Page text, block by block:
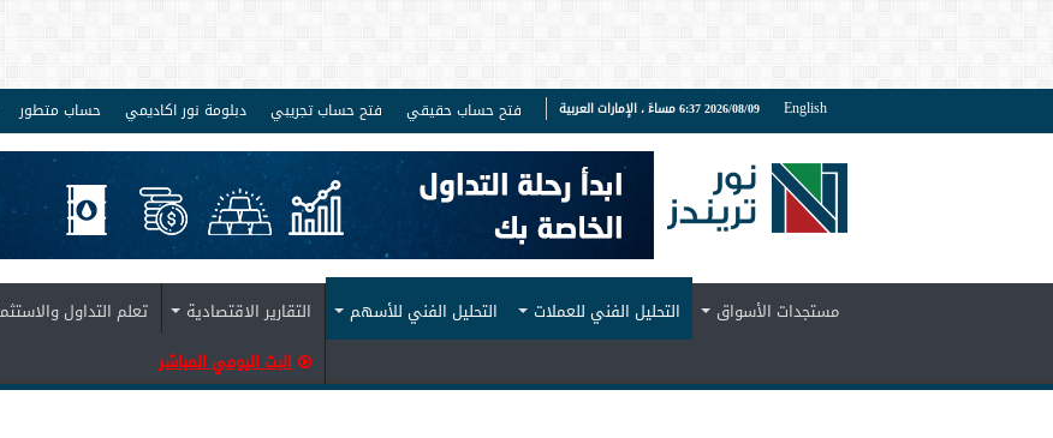
English 2026/08/09 6:37 مساءً ، الإمارات العربية فتح حساب حقيقي فتح حساب تجريبي دبلومة نور اكاديمي حساب متطور
مستجدات الأسواق التحليل الفني للعملات التحليل الفني للأسهم التقارير الاقتصادية تعلم التداول
البث اليومي المباشر